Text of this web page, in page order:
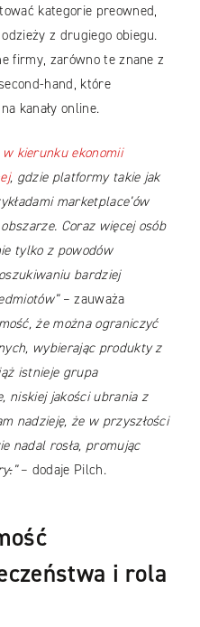
kategorie preowned,
z drugiego obiegu.
firmy, zarówno te znane z
hand, które
kanały online.
kierunku ekonomii
, gdzie platformy takie jak
marketplace’ów
Coraz więcej osób
tylko z powodów
bardziej
– zauważa
że można ograniczyć
wybierając produkty z
istnieje grupa
niskiej jakości ubrania z
nadzieję, że w przyszłości
nadal rosła, promując
.”– dodaje Pilch.
i rola